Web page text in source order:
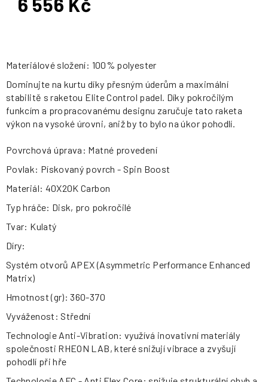
Měrná
Materiálové složení: 100% polyester
Dominujte na kurtu díky přesným úderům a maximální
stabilitě s raketou Elite Control padel. Díky pokročilým
funkcím a propracovanému designu zaručuje tato raketa
výkon na vysoké úrovni, aniž by to bylo na úkor pohodlí.
Povrchová úprava: Matné provedení
Povlak: Pískovaný povrch - Spin Boost
Materiál: 40X20K Carbon
Typ hráče: Disk, pro pokročilé
Tvar: Kulatý
Díry:
Systém otvorů APEX (Asymmetric Performance Enhanced
Matrix)
Hmotnost (gr): 360-370
Vyváženost: Střední
Technologie Anti-Vibration: využívá inovativní materiály
společnosti RHEON LAB, které snižují vibrace a zvyšují
pohodlí při hře